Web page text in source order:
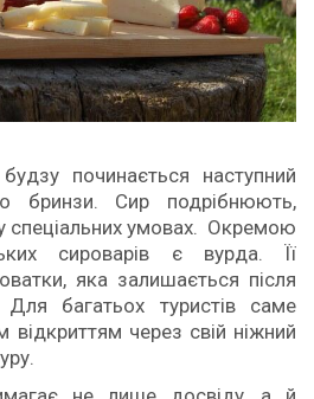
починається наступний
бринзи. Сир подрібнюють,
спеціальних умовах. Окремою
сироварів є вурда. Її
яка залишається після
багатьох туристів саме
відкриттям через свій ніжний